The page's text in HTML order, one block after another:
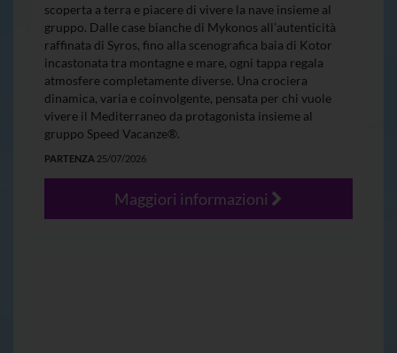
scoperta a terra e piacere di vivere la nave insieme al
gruppo. Dalle case bianche di Mykonos all’autenticità
raffinata di Syros, fino alla scenografica baia di Kotor
incastonata tra montagne e mare, ogni tappa regala
atmosfere completamente diverse. Una crociera
dinamica, varia e coinvolgente, pensata per chi vuole
vivere il Mediterraneo da protagonista insieme al
gruppo Speed Vacanze®.
PARTENZA 25/07/2026
Maggiori informazioni